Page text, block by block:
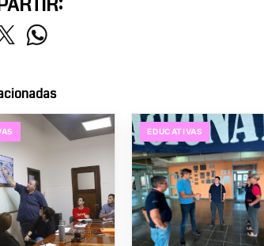
EDUCATIVAS